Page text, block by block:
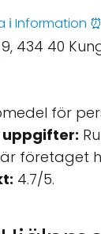
ℹ️ Information
434 40
för
företaget
4.7/5.